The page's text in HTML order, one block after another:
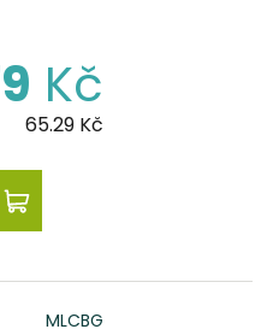
Kč
65.29 Kč
MLCBG